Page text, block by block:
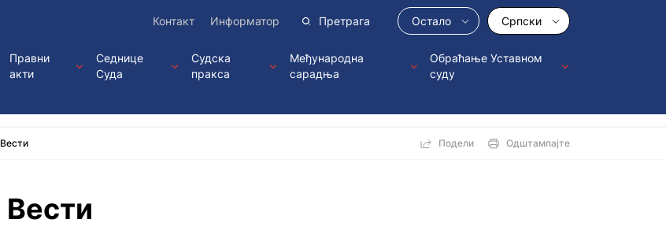
Контакт Информатор Остало Српски
Правни
акти
Седнице
Суда
Судска
пракса
Међународна
сарадња
Обраћање Уставном
суду
Вести Подели Одштампајте
Вести